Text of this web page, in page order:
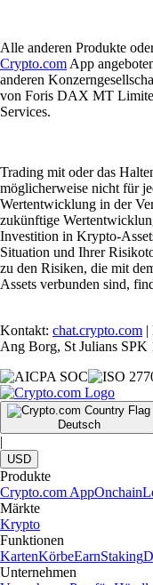
Alle anderen Produkte
Crypto.com App
anderen
von Foris DAX MT
Services.
Trading mit oder das
möglicherweise nicht für
Wertentwicklung in der
zukünftige
Investition in Krypto-
Situation und Ihrer
zu den Risiken, die mit
Assets verbunden sind,
Kontakt: chat.crypto.com |
Ang Borg, St Julians SPK
Deutsch
|
USD
Produkte
Crypto.com AppOnchain
Märkte
Krypto
Funktionen
KartenKörbeEarnStaking
Unternehmen